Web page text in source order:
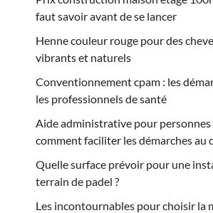
faut savoir avant de se lancer
Henne couleur rouge pour des
vibrants et naturels
Conventionnement cpam : les
les professionnels de santé
Aide administrative pour personnes
comment faciliter les démarches au
Quelle surface prévoir pour une
terrain de padel ?
Les incontournables pour choisir la